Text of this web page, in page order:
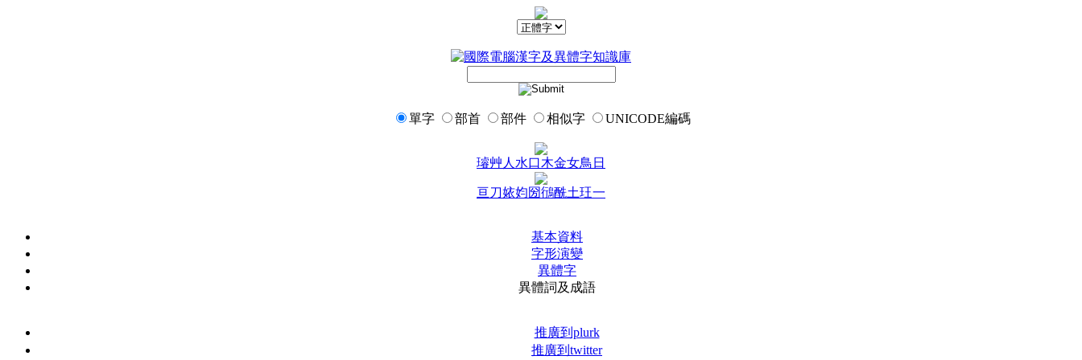
單字 部首 部件 相似字 UNICODE編碼
璿艸 人 水口木金女鳥 日
亘刀㛄㚬圀鴴酰土玨一
基本資料
字形演變
異體字
異體詞及成語
推廣到plurk
推廣到twitter